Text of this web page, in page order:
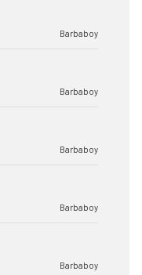
Barbaboy
Barbaboy
Barbaboy
Barbaboy
Barbaboy